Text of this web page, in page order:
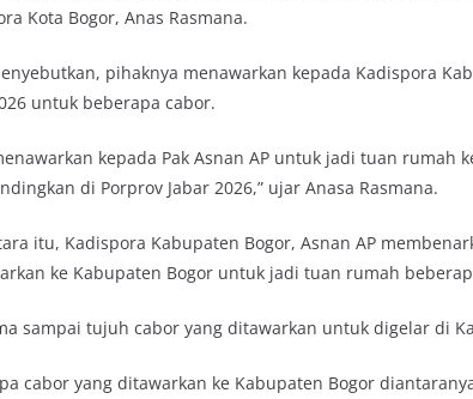
Kota Bogor, Anas Rasmana.
pihaknya menawarkan kepada Kadispora
untuk beberapa cabor.
kepada Pak Asnan AP untuk jadi tuan rumah
di Porprov Jabar 2026,” ujar Anasa Rasmana.
itu, Kadispora Kabupaten Bogor, Asnan AP
ke Kabupaten Bogor untuk jadi tuan rumah
sampai tujuh cabor yang ditawarkan untuk digelar di
cabor yang ditawarkan ke Kabupaten Bogor